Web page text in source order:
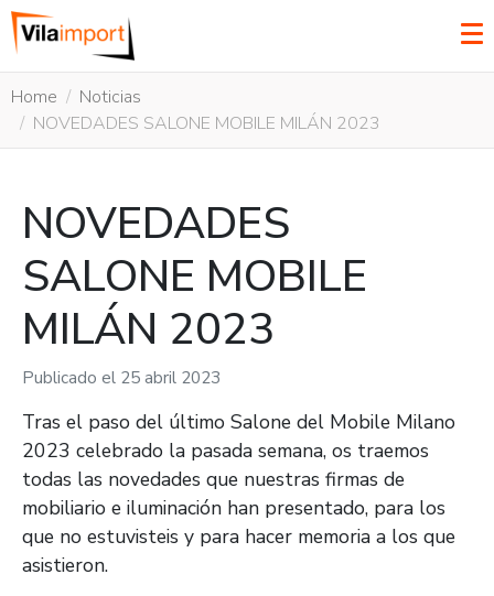
Home
Noticias
NOVEDADES SALONE MOBILE MILÁN 2023
NOVEDADES
SALONE MOBILE
MILÁN 2023
Publicado el 25 abril 2023
Tras el paso del último Salone del Mobile Milano
2023 celebrado la pasada semana, os traemos
todas las novedades que nuestras firmas de
mobiliario e iluminación han presentado, para los
que no estuvisteis y para hacer memoria a los que
asistieron.